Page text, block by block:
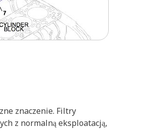
znaczenie. Filtry
z normalną eksploatacją,